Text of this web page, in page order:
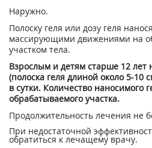
Наружно.
Полоску геля или дозу геля
массирующими движениями на
участком тела.
Взрослым и детям старше 12 лет
(полоска геля длиной около 5-10
в сутки. Количество наносимого
обрабатываемого участка.
Продолжительность лечения не
При недостаточной
обратиться к лечащему врачу.